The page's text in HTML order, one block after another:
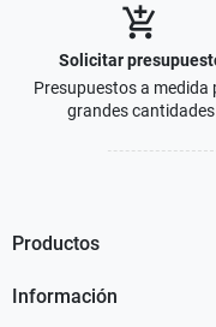
add_shopping_cart
Solicitar
Presupuestos a medida
grandes cantidades
Productos
Información